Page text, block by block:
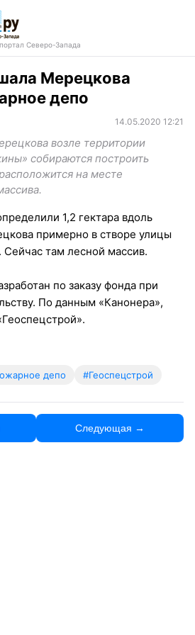
Северо-Запада
Мерецкова
депо
14.05.2020 12:21
возле территории
собираются построить
на месте
1,2 гектара вдоль
примерно в створе улицы
там лесной массив.
по заказу фонда при
По данным «Канонера»,
депо #Геоспецстрой
Следующая →